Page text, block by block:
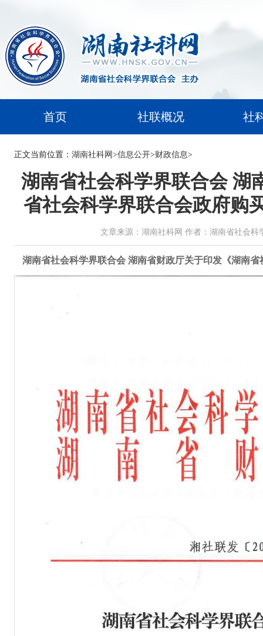
首页 社联概况 社
当前位置： 湖南社科网 >信息公开>财政信息>
正文
湖南省社会科学界联合会 湖
省社会科学界联合会政府购
文章来源：湖南社科网 作者：湖南省社会
湖南省社会科学界联合会 湖南省财政厅关于印发《湖南